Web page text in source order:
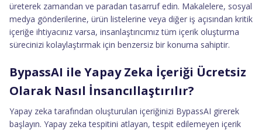
üreterek zamandan ve paradan tasarruf edin. Makalelere, sosyal
medya gönderilerine, ürün listelerine veya diğer iş açısından kritik
içeriğe ihtiyacınız varsa, insanlaştırıcımız tüm içerik oluşturma
sürecinizi kolaylaştırmak için benzersiz bir konuma sahiptir.
BypassAI ile Yapay Zeka İçeriği Ücretsiz
Olarak Nasıl İnsancıllaştırılır?
Yapay zeka tarafından oluşturulan içeriğinizi BypassAI girerek
başlayın. Yapay zeka tespitini atlayan, tespit edilemeyen içerik